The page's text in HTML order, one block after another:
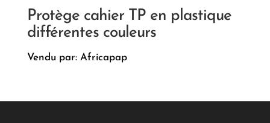
Protège cahier TP en plastique
différentes couleurs
Vendu par: Africapap